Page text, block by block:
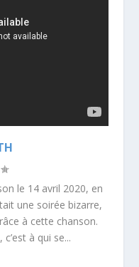
le 14 avril 2020, en
une soirée bizarre,
à cette chanson.
à qui se...